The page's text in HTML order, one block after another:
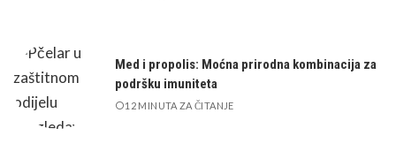
Med i propolis: Moćna prirodna kombinacija za
podršku imuniteta
12 MINUTA ZA ČITANJE